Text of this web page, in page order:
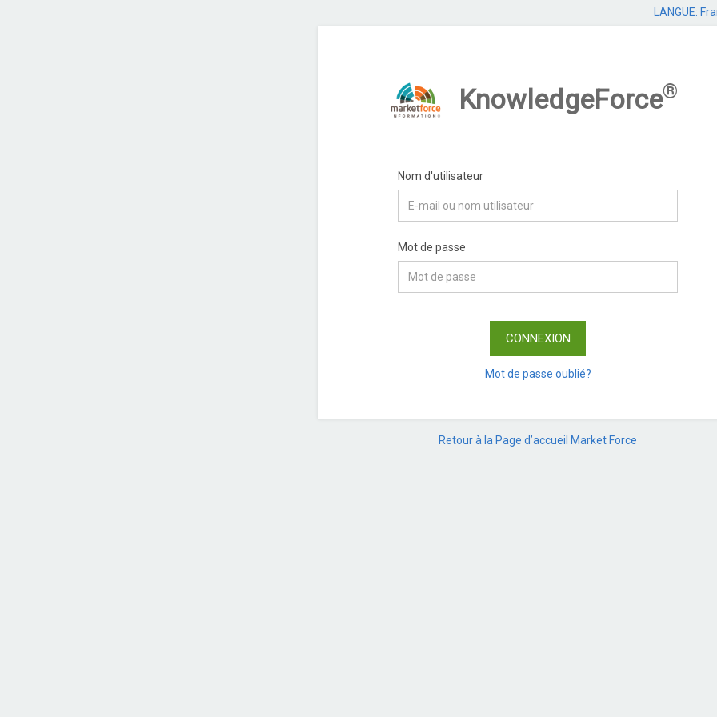
LANGUE:
KnowledgeForce®
Nom d'utilisateur
Mot de passe
CONNEXION
Mot de passe oublié?
Retour à la Page d’accueil Market Force